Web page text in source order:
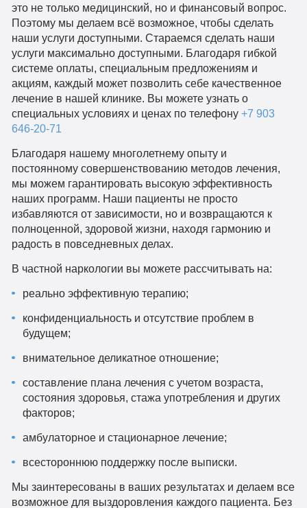
это не только медицинский, но и финансовый вопрос.
Поэтому мы делаем всё возможное, чтобы сделать
наши услуги доступными. Стараемся сделать наши
услуги максимально доступными. Благодаря гибкой
системе оплаты, специальным предложениям и
акциям, каждый может позволить себе качественное
лечение в нашей клинике. Вы можете узнать о
специальных условиях и ценах по телефону +7 903
646-20-71
Благодаря нашему многолетнему опыту и
постоянному совершенствованию методов лечения,
мы можем гарантировать высокую эффективность
наших программ. Наши пациенты не просто
избавляются от зависимости, но и возвращаются к
полноценной, здоровой жизни, находя гармонию и
радость в повседневных делах.
В частной наркологии вы можете рассчитывать на:
реально эффективную терапию;
конфиденциальность и отсутствие проблем в
будущем;
внимательное деликатное отношение;
составление плана лечения с учетом возраста,
состояния здоровья, стажа употребления и других
факторов;
амбулаторное и стационарное лечение;
всестороннюю поддержку после выписки.
Мы заинтересованы в ваших результатах и делаем все
возможное для выздоровления каждого пациента. Без